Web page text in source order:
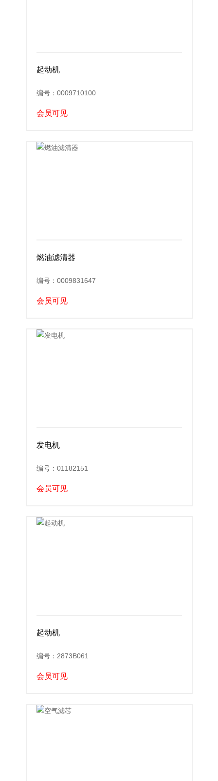
起动机
编号：0009710100
会员可见
燃油滤清器
编号：0009831647
会员可见
发电机
编号：01182151
会员可见
起动机
编号：2873B061
会员可见